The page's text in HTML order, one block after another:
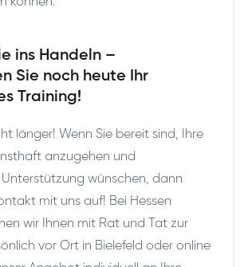
ins Handeln –
Sie noch heute Ihr
Training!
länger! Wenn Sie bereit sind, Ihre
anzugehen und
Unterstützung wünschen, dann
mit uns auf! Bei Hessen
wir Ihnen mit Rat und Tat zur
vor Ort in Bielefeld oder online